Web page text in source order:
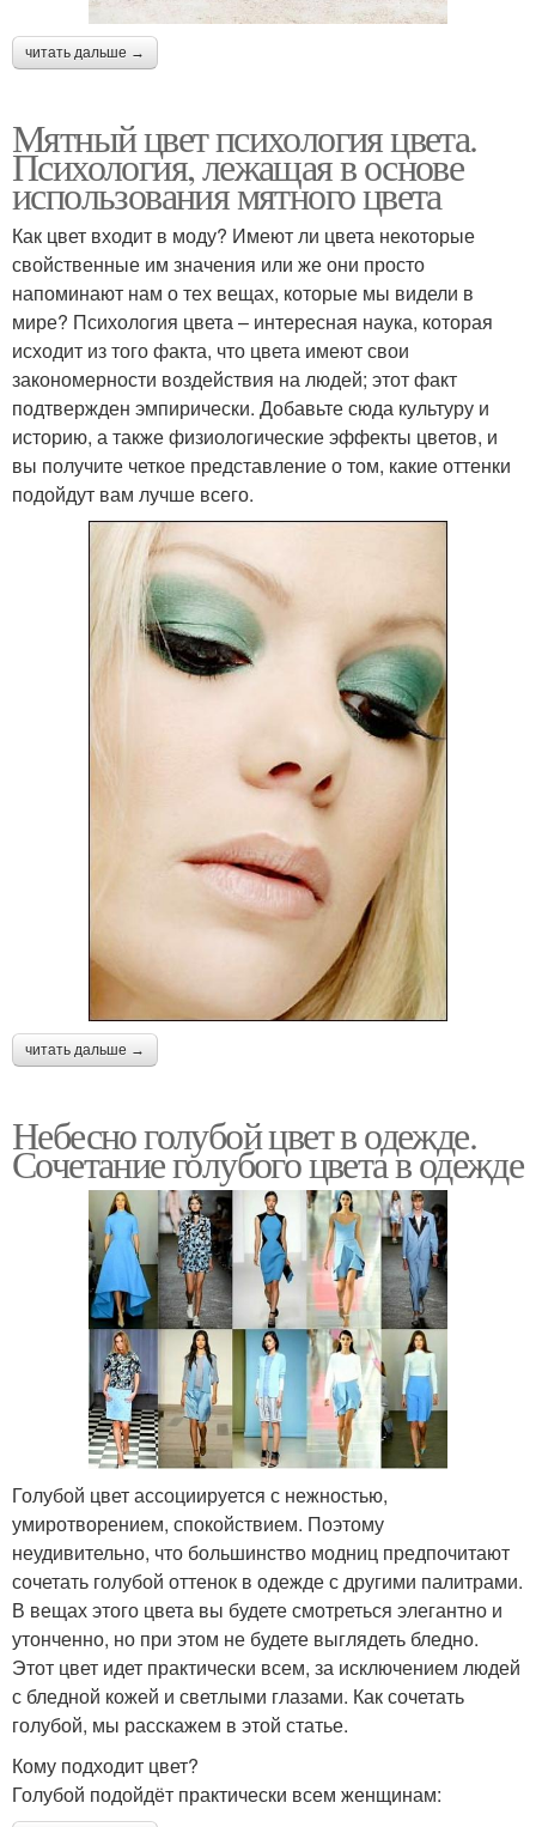
читать дальше →
Мятный цвет психология цвета.
Психология, лежащая в основе
использования мятного цвета
Как цвет входит в моду? Имеют ли цвета некоторые
свойственные им значения или же они просто
напоминают нам о тех вещах, которые мы видели в
мире? Психология цвета – интересная наука, которая
исходит из того факта, что цвета имеют свои
закономерности воздействия на людей; этот факт
подтвержден эмпирически. Добавьте сюда культуру и
историю, а также физиологические эффекты цветов, и
вы получите четкое представление о том, какие оттенки
подойдут вам лучше всего.
читать дальше →
Небесно голубой цвет в одежде.
Сочетание голубого цвета в одежде
Голубой цвет ассоциируется с нежностью,
умиротворением, спокойствием. Поэтому
неудивительно, что большинство модниц предпочитают
сочетать голубой оттенок в одежде с другими палитрами.
В вещах этого цвета вы будете смотреться элегантно и
утонченно, но при этом не будете выглядеть бледно.
Этот цвет идет практически всем, за исключением людей
с бледной кожей и светлыми глазами. Как сочетать
голубой, мы расскажем в этой статье.
Кому подходит цвет?
Голубой подойдёт практически всем женщинам: